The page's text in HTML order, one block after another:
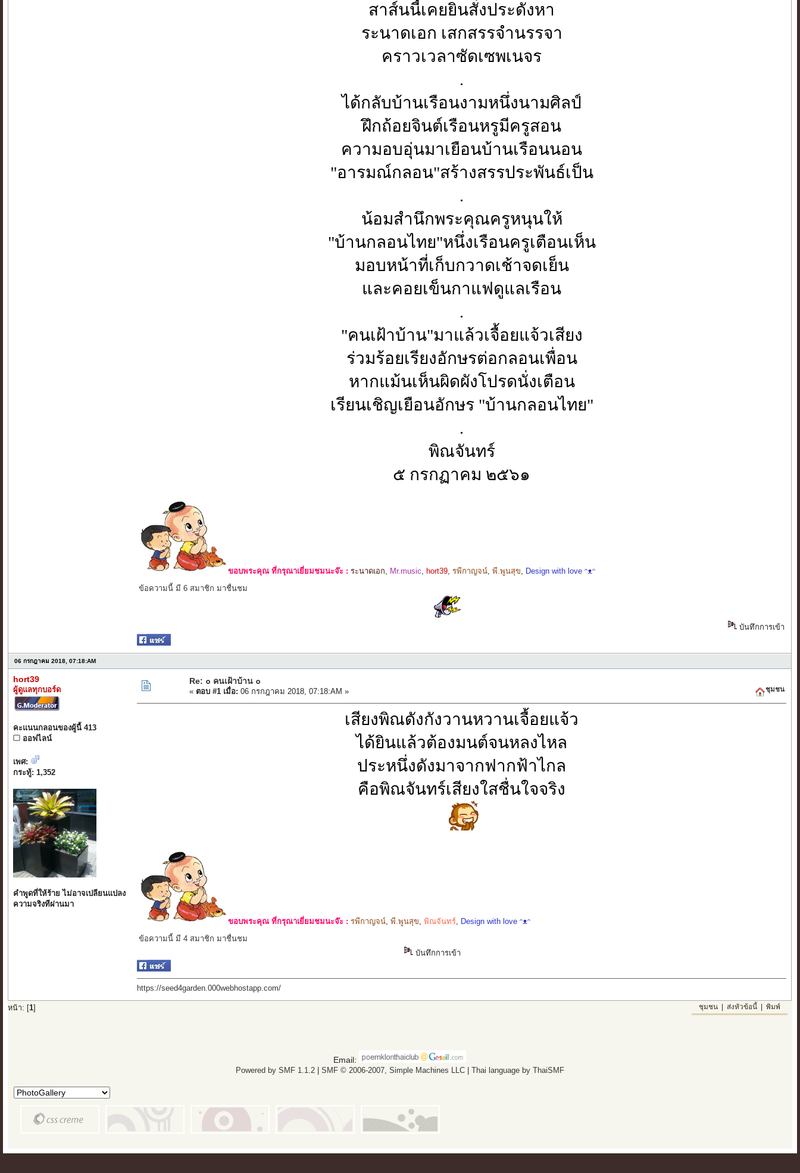
สาส์นนี้เคยยินสั่งประดังหา
ระนาดเอก เสกสรรจำนรรจา
คราวเวลาซัดเซพเนจร
.
ได้กลับบ้านเรือนงามหนึ่งนามศิลป์
ฝึกถ้อยจินต์เรือนหรูมีครูสอน
ความอบอุ่นมาเยือนบ้านเรือนนอน
"อารมณ์กลอน"สร้างสรรประพันธ์เป็น
.
น้อมสำนึกพระคุณครูหนุนให้
"บ้านกลอนไทย"หนึ่งเรือนครูเตือนเห็น
มอบหน้าที่เก็บกวาดเช้าจดเย็น
และคอยเข็นกาแฟดูแลเรือน
.
"คนเฝ้าบ้าน"มาแล้วเจื้อยแจ้วเสียง
ร่วมร้อยเรียงอักษรต่อกลอนเพื่อน
หากแม้นเห็นผิดผังโปรดนั่งเตือน
เรียนเชิญเยือนอักษร "บ้านกลอนไทย"
.
พิณจันทร์
๕ กรกฏาคม ๒๕๖๑
ขอบพระคุณ ที่กรุณาเยี่ยมชมนะจ๊ะ : ระนาดเอก, Mr.music, hort39,รพีกาญจน์,พี.พูนสุข, Design with love ᵔᴥᵔ
ข้อความนี้ มี 6 สมาชิก มาชื่นชม
บันทึกการเข้า
06 กรกฎาคม 2018, 07:18:AM
hort39
ผู้ดูแลทุกบอร์ด
คะแนนกลอนของผู้นี้ 413
ออฟไลน์
เพศ:
กระทู้: 1,352
คำพูดที่ให้ร้าย ไม่อาจเปลียนแปลง
ความจริงทีผ่านมา
Re: ๐ คนเฝ้าบ้าน ๐
« ตอบ #1 เมื่อ: 06 กรกฎาคม 2018, 07:18:AM » ชุมชน
เสียงพิณดังกังวานหวานเจื้อยแจ้ว
ได้ยินแล้วต้องมนต์จนหลงไหล
ประหนึ่งดังมาจากฟากฟ้าไกล
คือพิณจันทร์เสียงใสชื่นใจจริง
ขอบพระคุณ ที่กรุณาเยี่ยมชมนะจ๊ะ : รพีกาญจน์,พี.พูนสุข,พิณจันทร์, Design with love ᵔᴥᵔ
ข้อความนี้ มี 4 สมาชิก มาชื่นชม
บันทึกการเข้า
https://seed4garden.000webhostapp.com/
หน้า: [1 ชุมชน| ส่งหัวข้อนี้| พิมพ์
Email:
Powered by SMF 1.1.2| SMF © 2006-2007, Simple Machines LLC| Thai language by ThaiSMF